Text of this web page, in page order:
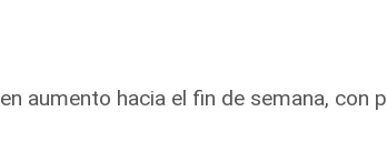
aumento hacia el fin de semana, con